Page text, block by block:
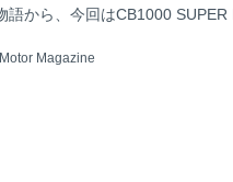
語から、今回はCB1000 SUPER
Motor Magazine